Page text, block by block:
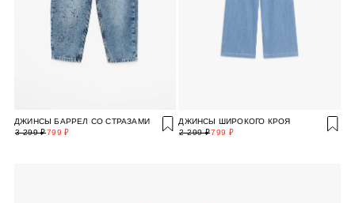
ДЖИНСЫ БАРРЕЛ СО СТРАЗАМИ
799 ₽
3 299 ₽
ДЖИНСЫ ШИРОКОГО КРОЯ
799 ₽
2 299 ₽